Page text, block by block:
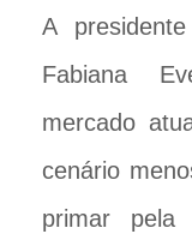
A
Fabiana
mercado
cenário
primar pela